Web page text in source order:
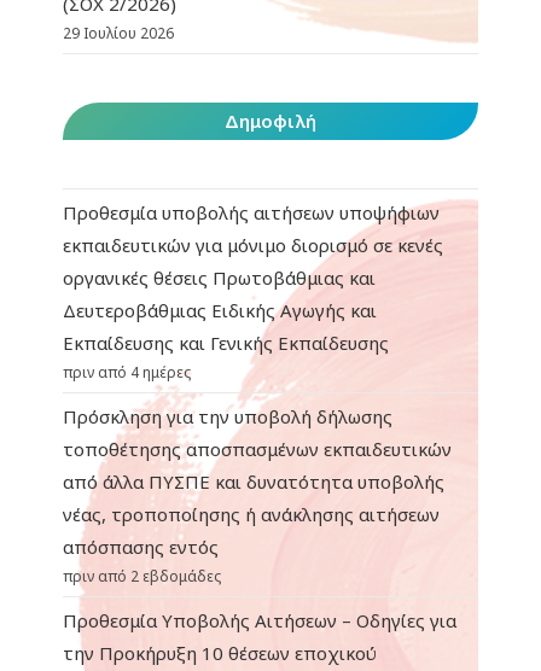
29 Ιουλίου 2026
Δημοφιλή
Προθεσμία υποβολής αιτήσεων υποψήφιων
εκπαιδευτικών για μόνιμο διορισμό σε κενές
οργανικές θέσεις Πρωτοβάθμιας και
Δευτεροβάθμιας Ειδικής Αγωγής και
Εκπαίδευσης και Γενικής Εκπαίδευσης
πριν από 4 ημέρες
Πρόσκληση για την υποβολή δήλωσης
τοποθέτησης αποσπασμένων εκπαιδευτικών
από άλλα ΠΥΣΠΕ και δυνατότητα υποβολής
νέας, τροποποίησης ή ανάκλησης αιτήσεων
απόσπασης εντός
πριν από 2 εβδομάδες
Προθεσμία Υποβολής Αιτήσεων – Οδηγίες για
την Προκήρυξη 10 θέσεων εποχικού